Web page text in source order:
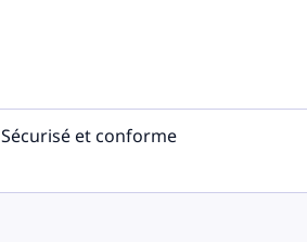
Sécurisé et conforme